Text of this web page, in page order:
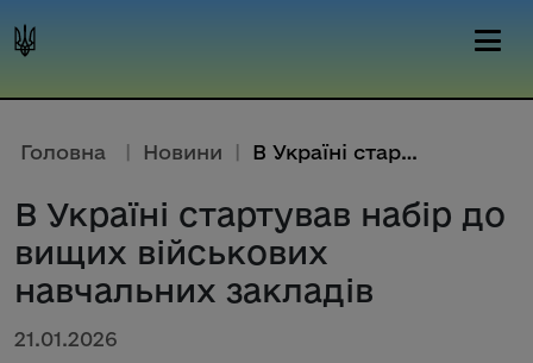
Головна | Новини | В Україні стартував набір до в...
В Україні стартував набір до
вищих військових
навчальних закладів
21.01.2026